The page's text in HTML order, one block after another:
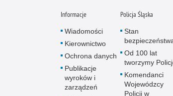
Informacje
Wiadomości
Kierownictwo
Ochrona danych
Publikacje
wyroków i
zarządzeń
Policja Śląska
Stan
Od 100 lat
tworzymy
Komendanci
Wojewódzcy
Policji w